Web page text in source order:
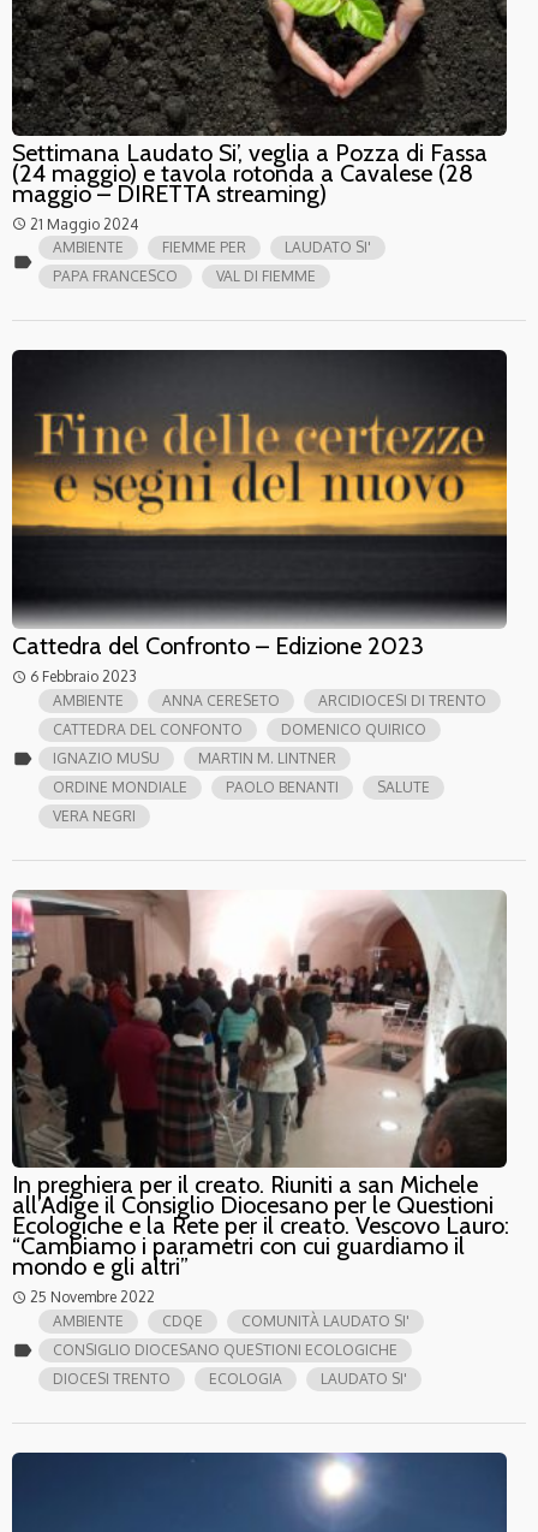
Settimana Laudato Si’, veglia a Pozza di Fassa
(24 maggio) e tavola rotonda a Cavalese (28
maggio – DIRETTA streaming)
access_time 21 Maggio 2024
label
AMBIENTE FIEMME PER
LAUDATO SI'
PAPA FRANCESCO
VAL DI FIEMME
Cattedra del Confronto – Edizione 2023
access_time 6 Febbraio 2023
label
AMBIENTE ANNA CERESETO
ARCIDIOCESI DI TRENTO
CATTEDRA DEL CONFONTO
DOMENICO QUIRICO
IGNAZIO MUSU
MARTIN M. LINTNER
ORDINE MONDIALE
PAOLO BENANTI
SALUTE
VERA NEGRI
In preghiera per il creato. Riuniti a san Michele
all’Adige il Consiglio Diocesano per le Questioni
Ecologiche e la Rete per il creato. Vescovo Lauro:
“Cambiamo i parametri con cui guardiamo il
mondo e gli altri”
access_time 25 Novembre 2022
label
AMBIENTE CDQE
COMUNITÀ LAUDATO SI'
CONSIGLIO DIOCESANO QUESTIONI ECOLOGICHE
DIOCESI TRENTO
ECOLOGIA LAUDATO SI'